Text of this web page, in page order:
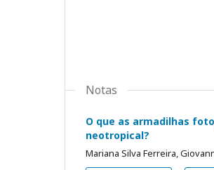
Notas
O que as armadilhas
neotropical?
Mariana Silva Ferreira,